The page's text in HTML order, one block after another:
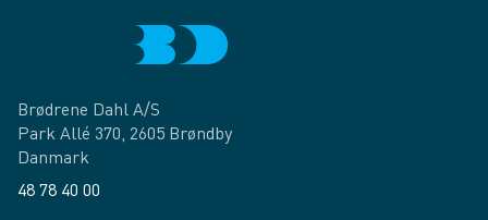
Brødrene Dahl A/S
Park Allé 370, 2605 Brøndby
Danmark
48 78 40 00